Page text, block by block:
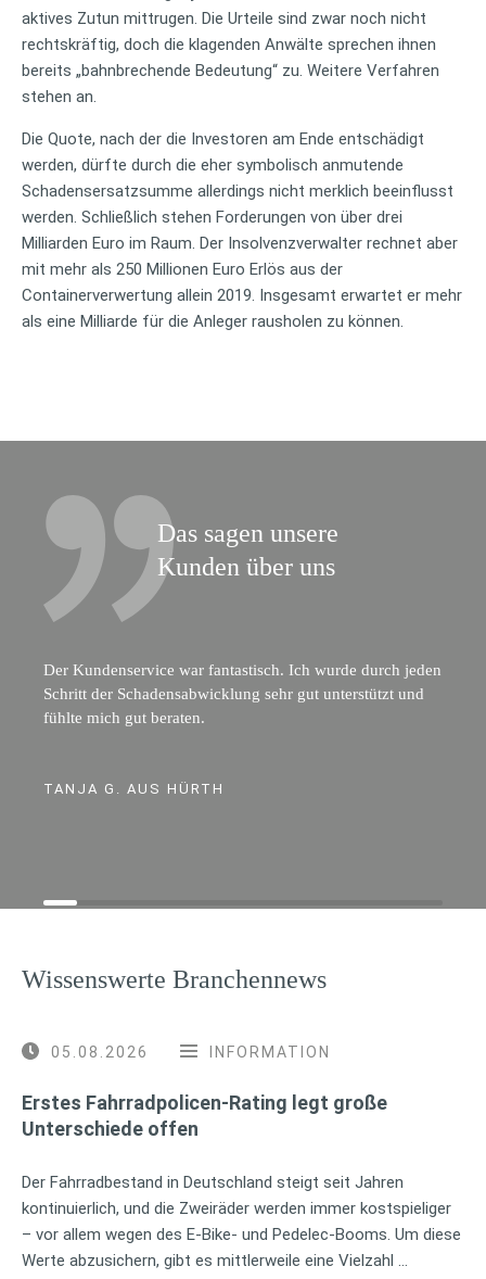
aktives Zutun mittrugen. Die Urteile sind zwar noch nicht
rechtskräftig, doch die klagenden Anwälte sprechen ihnen
bereits „bahnbrechende Bedeutung“ zu. Weitere Verfahren
stehen an.
Die Quote, nach der die Investoren am Ende entschädigt
werden, dürfte durch die eher symbolisch anmutende
Schadensersatzsumme allerdings nicht merklich beeinflusst
werden. Schließlich stehen Forderungen von über drei
Milliarden Euro im Raum. Der Insolvenzverwalter rechnet aber
mit mehr als 250 Millionen Euro Erlös aus der
Containerverwertung allein 2019. Insgesamt erwartet er mehr
als eine Milliarde für die Anleger rausholen zu können.
Das sagen unsere
Kunden über uns
Der Kundenservice war fantastisch. Ich wurde durch jeden
Schritt der Schadensabwicklung sehr gut unterstützt und
fühlte mich gut beraten.
TANJA G. AUS HÜRTH
Wissenswerte Branchennews
05.08.2026 INFORMATION
Erstes Fahrradpolicen-Rating legt große
Unterschiede offen
Der Fahrradbestand in Deutschland steigt seit Jahren
kontinuierlich, und die Zweiräder werden immer kostspieliger
– vor allem wegen des E-Bike- und Pedelec-Booms. Um diese
Werte abzusichern, gibt es mittlerweile eine Vielzahl …